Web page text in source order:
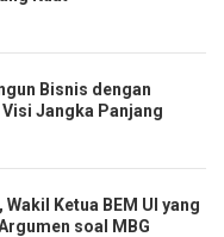
Bisnis dengan
Jangka Panjang
Ketua BEM UI yang
soal MBG